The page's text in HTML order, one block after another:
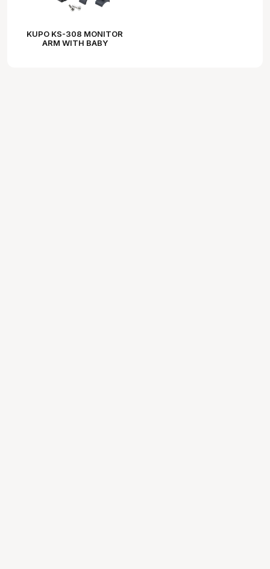
KUPO KS-308 MONITOR
ARM WITH BABY